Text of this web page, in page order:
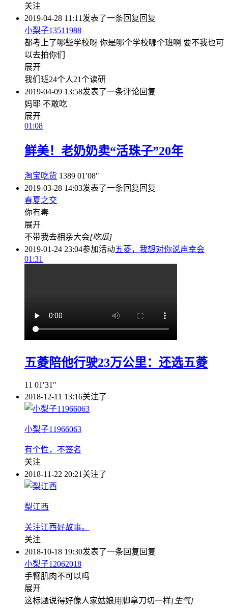
关注
2019-04-28 11:11 发表了一条回复回复
小梨子13511988
都考上了哪些学校呀 你是哪个学校哪个班啊 要不我也可
以去拍你们
展开
我们班24个人21个读研
2019-04-09 13:58发表了一条评论回复
妈耶 不敢吃
展开
01:08
鲜美！老奶奶卖“活珠子”20年
淘宝吃货 1389 01′08″
2019-03-28 14:03发表了一条回复回复
春夏之交
你有毒
展开
不带我去相亲大会[吃瓜]
2019-01-24 23:04参加活动五菱，我想对你说声幸会
01:31
五菱陪他行驶23万公里：还选五菱
11 01′31″
2018-12-11 13:16关注了
小梨子11966063
有个性，不签名
关注
2018-11-22 20:21 关注了
梨江西
关注江西好故事。
关注
2018-10-18 19:30发表了一条回复回复
小梨子12062018
手臂肌肉不可以吗
展开
这标题说得好像人家姑娘用脚拿刀切一样[生气]